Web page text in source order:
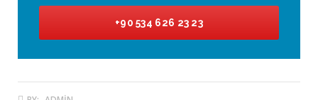
+90 534 626 23 23